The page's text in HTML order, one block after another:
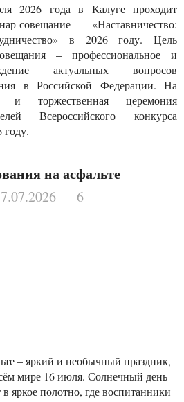
2026 года в Калуге проходит
совещание «Наставничество:
в 2026 году. Цель
– профессиональное и
актуальных вопросов
в Российской Федерации. На
и торжественная церемония
Всероссийского конкурса
году.
на асфальте
6
– яркий и необычный праздник,
мире 16 июля. Солнечный день
яркое полотно, где воспитанники